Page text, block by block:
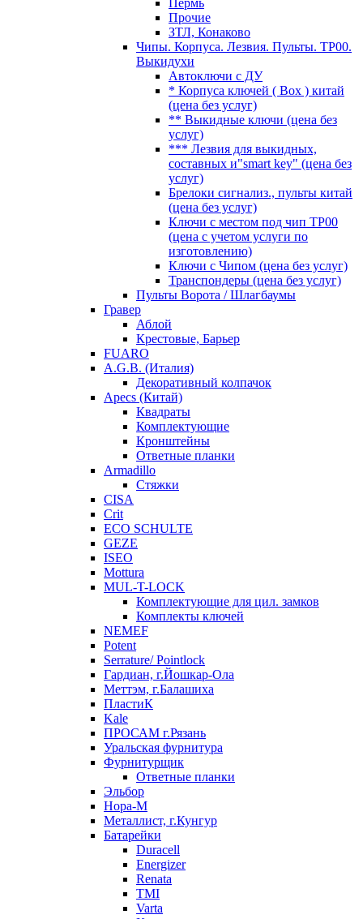
Пермь
Прочие
ЗТЛ, Конаково
Чипы. Корпуса. Лезвия. Пульты. TP00.
Выкидухи
Автоключи с ДУ
* Корпуса ключей ( Box ) китай
(цена без услуг)
** Выкидные ключи (цена без
услуг)
*** Лезвия для выкидных,
составных и"smart key" (цена без
услуг)
Брелоки сигнализ., пульты китай
(цена без услуг)
Ключи с местом под чип TP00
(цена с учетом услуги по
изготовлению)
Ключи с Чипом (цена без услуг)
Транспондеры (цена без услуг)
Пульты Ворота / Шлагбаумы
Гравер
Аблой
Крестовые, Барьер
FUARO
A.G.B. (Италия)
Декоративный колпачок
Apecs (Китай)
Квадраты
Комплектующие
Кронштейны
Ответные планки
Armadillo
Стяжки
CISA
Crit
ECO SCHULTE
GEZE
ISEO
Mottura
MUL-T-LOCK
Комплектующие для цил. замков
Комплекты ключей
NEMEF
Potent
Serrature/ Pointlock
Гардиан, г.Йошкар-Ола
Меттэм, г.Балашиха
ПластиК
Kale
ПРОСАМ г.Рязань
Уральская фурнитура
Фурнитурщик
Ответные планки
Эльбор
Нора-М
Металлист, г.Кунгур
Батарейки
Duracell
Energizer
Renata
TMI
Varta